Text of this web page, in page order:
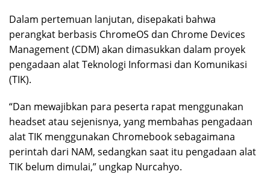
Dalam pertemuan lanjutan, disepakati bahwa
perangkat berbasis ChromeOS dan Chrome Devices
Management (CDM) akan dimasukkan dalam proyek
pengadaan alat Teknologi Informasi dan Komunikasi
(TIK).
“Dan mewajibkan para peserta rapat menggunakan
headset atau sejenisnya, yang membahas pengadaan
alat TIK menggunakan Chromebook sebagaimana
perintah dari NAM, sedangkan saat itu pengadaan alat
TIK belum dimulai,” ungkap Nurcahyo.